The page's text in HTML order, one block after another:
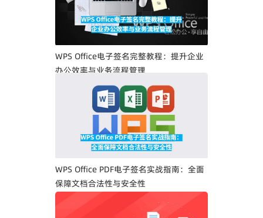
WPS Office电子签名完整教程：提升企业
办公效率与业务流程管理
WPS Office PDF电子签名实战指南：全面
保障文档合法性与安全性